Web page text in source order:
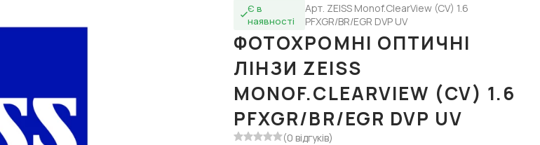
Є в
наявності
Арт. ZEISS Monof.ClearView (CV) 1.6
PFXGR/BR/EGR DVP UV
ФОТОХРОМНІ ОПТИЧНІ
ЛІНЗИ ZEISS
MONOF.CLEARVIEW (CV) 1.6
PFXGR/BR/EGR DVP UV
(0 відгуків)